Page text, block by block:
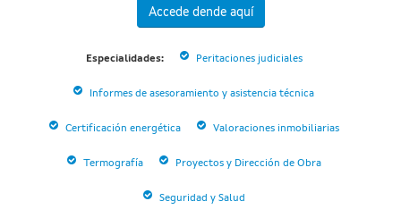
Accede dende aquí
Especialidades: Peritaciones judiciales
Informes de asesoramiento y asistencia técnica
Certificación energética Valoraciones inmobiliarias
Termografía Proyectos y Dirección de Obra
Seguridad y Salud